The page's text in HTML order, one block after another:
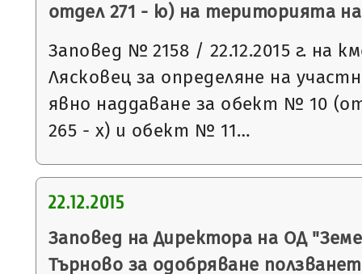
отдел 271 - ю) на територията
Заповед № 2158 / 22.12.2015 г. на
Лясковец за определяне на
явно наддаване за обект № 10
265 - х) и обект № 11…
22.12.2015
Заповед на Директора на ОД
Търново за одобряване